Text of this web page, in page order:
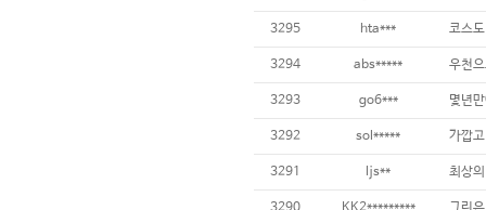
3295 hta***
3294 abs*****
3293 go6***
3292 sol***** 가깝
3291 ljs** 최상